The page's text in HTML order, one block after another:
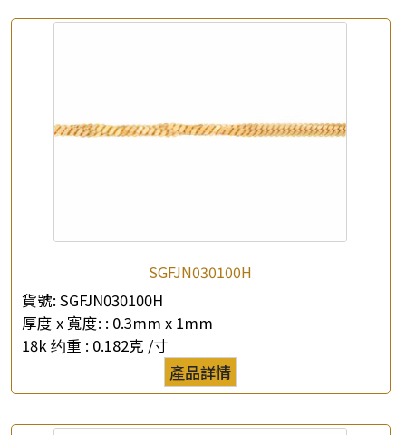
* 你的名字
SGFJN030100H
貨號: SGFJN030100H
厚度 x 寬度: : 0.3mm x 1mm
18k 约重 : 0.182克 /寸
產品詳情